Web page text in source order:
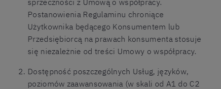
sprzeczności z Umową o współpracy.
Postanowienia Regulaminu chroniące
Użytkownika będącego Konsumentem lub
Przedsiębiorcą na prawach konsumenta stosuje
się niezależnie od treści Umowy o współpracy.
Dostępność poszczególnych Usług, języków,
poziomów zaawansowania (w skali od A1 do C2